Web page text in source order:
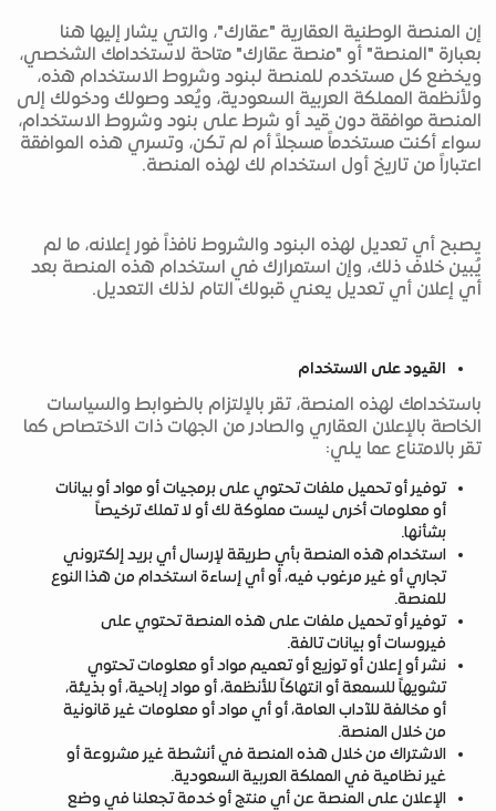
إن المنصة الوطنية العقارية "عقارك"، والتي يشار إليها هنا
بعبارة "المنصة" أو "منصة عقارك" متاحة لاستخدامك الشخصي،
ويخضع كل مستخدم للمنصة لبنود وشروط الاستخدام هذه،
ولأنظمة المملكة العربية السعودية، ويُعد وصولك ودخولك إلى
المنصة موافقة دون قيد أو شرط على بنود وشروط الاستخدام،
سواء أكنت مستخدماً مسجلاً أم لم تكن، وتسري هذه الموافقة
اعتباراً من تاريخ أول استخدام لك لهذه المنصة.
يصبح أي تعديل لهذه البنود والشروط نافذاً فور إعلانه، ما لم
يُبين خلاف ذلك، وإن استمرارك في استخدام هذه المنصة بعد
أي إعلان أي تعديل يعني قبولك التام لذلك التعديل.
القيود على الاستخدام
باستخدامك لهذه المنصة، تقر بالإلتزام بالضوابط والسياسات
الخاصة بالإعلان العقاري والصادر من الجهات ذات الاختصاص كما
تقر بالامتناع عما يلي:
توفير أو تحميل ملفات تحتوي على برمجيات أو مواد أو بيانات
أو معلومات أخرى ليست مملوكة لك أو لا تملك ترخيصاً
بشأنها.
استخدام هذه المنصة بأي طريقة لإرسال أي بريد إلكتروني
تجاري أو غير مرغوب فيه، أو أي إساءة استخدام من هذا النوع
للمنصة.
توفير أو تحميل ملفات على هذه المنصة تحتوي على
فيروسات أو بيانات تالفة.
نشر أو إعلان أو توزيع أو تعميم مواد أو معلومات تحتوي
تشويهاً للسمعة أو انتهاكاً للأنظمة، أو مواد إباحية، أو بذيئة،
أو مخالفة للآداب العامة، أو أي مواد أو معلومات غير قانونية
من خلال المنصة.
الاشتراك من خلال هذه المنصة في أنشطة غير مشروعة أو
غير نظامية في المملكة العربية السعودية.
الإعلان على المنصة عن أي منتج أو خدمة تجعلنا في وضع